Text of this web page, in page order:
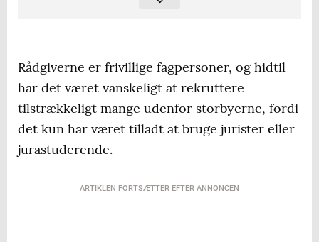
hvor det også er muligt at bestille KFUM’s
Sociale Arbejdes gratis økonomi- og
gældsrådgivning, konfliktmægling med
videre.
omkring 1000 mennesker årligt i 17
Rådgiverne er frivillige fagpersoner, og hidtil
har det været vanskeligt at rekruttere
tilstrækkeligt mange udenfor storbyerne, fordi
det kun har været tilladt at bruge jurister eller
jurastuderende.
ARTIKLEN FORTSÆTTER EFTER ANNONCEN